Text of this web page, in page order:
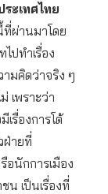
ะเทศไทย
ที่ผ่านมาโดย
ปทำเรื่อง
ามคิดว่าจริง ๆ
เพราะว่า
รื่องการโต้
ฝ่ายที่
นักการเมือง
น เป็นเรื่องที่